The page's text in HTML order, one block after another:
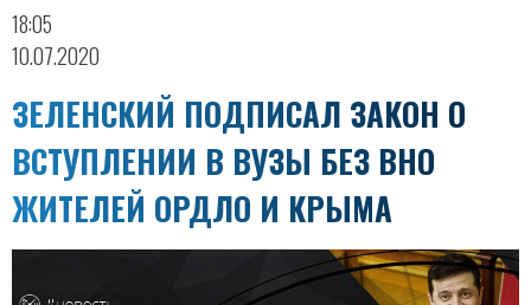
18:05
10.07.2020
ЗЕЛЕНСКИЙ ПОДПИСАЛ ЗАКОН О
ВСТУПЛЕНИИ В ВУЗЫ БЕЗ ВНО
ЖИТЕЛЕЙ ОРДЛО И КРЫМА